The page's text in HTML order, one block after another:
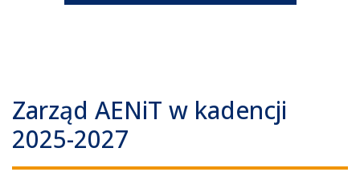
Zarząd AENiT w kadencji
2025-2027